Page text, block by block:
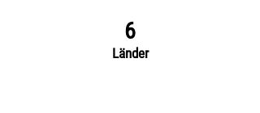
6
Länder